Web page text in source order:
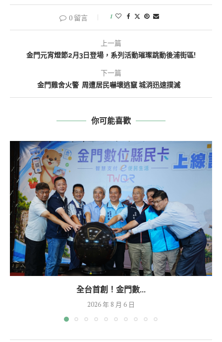
0 留言 1
上一篇
金門元宵燈節2月3日登場，系列活動璀璨跳動後浦街區!
下一篇
金門雞舍火警 周遭居民嚇壞逃竄 城消迅速撲滅
你可能喜歡
全台首創！金門數...
2026 年 8 月 6 日